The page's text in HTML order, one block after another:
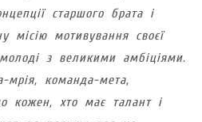
старшого брата і
місію мотивування своєї
з великими амбіціями.
команда-мета,
кожен, хто має талант і